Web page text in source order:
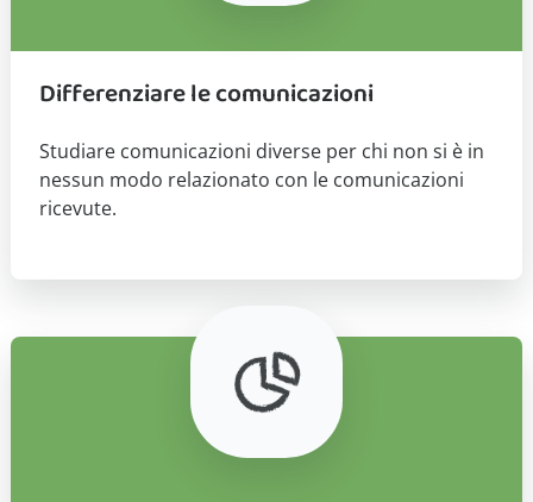
Differenziare le comunicazioni
Studiare comunicazioni diverse per chi non si è in
nessun modo relazionato con le comunicazioni
ricevute.